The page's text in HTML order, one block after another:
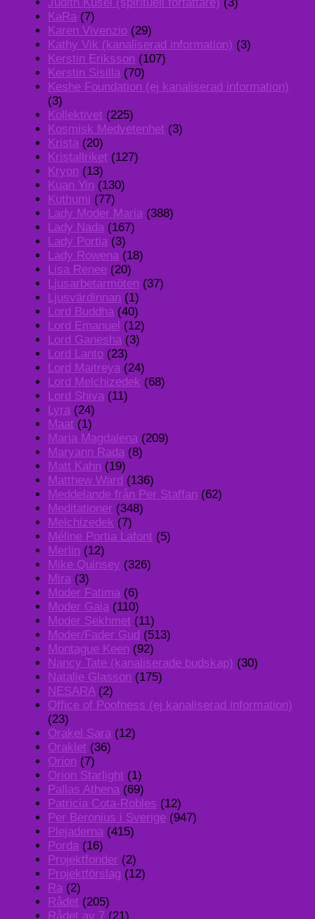
KaRa (7)
Karen Vivenzio (29)
Kathy Vik (kanaliserad information) (3)
Kerstin Eriksson (107)
Kerstin Sisilla (70)
Keshe Foundation (ej kanaliserad information)
(3)
Kollektivet (225)
Kosmisk Medvetenhet (3)
Krista (20)
Kristallriket (127)
Kryon (13)
Kuan Yin (130)
Kuthumi (77)
Lady Moder Maria (388)
Lady Nada (167)
Lady Portia (3)
Lady Rowena (18)
Lisa Renee (20)
Ljusarbetarmöten (37)
Ljusvärdinnan (1)
Lord Buddha (40)
Lord Emanuel (12)
Lord Ganesha (3)
Lord Lanto (23)
Lord Maitreya (24)
Lord Melchizedek (68)
Lord Shiva (11)
Lyra (24)
Maat (1)
Maria Magdalena (209)
Maryann Rada (8)
Matt Kahn (19)
Matthew Ward (136)
Meddelande från Per Staffan (62)
Meditationer (348)
Melchizedek (7)
Méline Portia Lafont (5)
Merlin (12)
Mike Quinsey (326)
Mira (3)
Moder Fatima (6)
Moder Gaia (110)
Moder Sekhmet (11)
Moder/Fader Gud (513)
Montague Keen (92)
Nancy Tate (kanaliserade budskap) (30)
Natalie Glasson (175)
NESARA(2)
Office of Poofness (ej kanaliserad information)
(23)
Orakel Sara (12)
Oraklet (36)
Orion (7)
Orion Starlight (1)
Pallas Athena (69)
Patricia Cota-Robles (12)
Per Beronius i Sverige (947)
Plejaderna (415)
Porda (16)
Projektfonder (2)
Projektförslag (12)
Ra (2)
Rådet (205)
Rådet av 7 (21)